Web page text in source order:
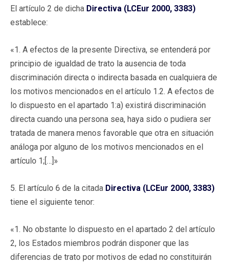
El artículo 2 de dicha Directiva (LCEur 2000, 3383)
establece:
«1. A efectos de la presente Directiva, se entenderá por
principio de igualdad de trato la ausencia de toda
discriminación directa o indirecta basada en cualquiera de
los motivos mencionados en el artículo 1.2. A efectos de
lo dispuesto en el apartado 1:a) existirá discriminación
directa cuando una persona sea, haya sido o pudiera ser
tratada de manera menos favorable que otra en situación
análoga por alguno de los motivos mencionados en el
artículo 1;[…]»
5. El artículo 6 de la citada Directiva (LCEur 2000, 3383)
tiene el siguiente tenor:
«1. No obstante lo dispuesto en el apartado 2 del artículo
2, los Estados miembros podrán disponer que las
diferencias de trato por motivos de edad no constituirán